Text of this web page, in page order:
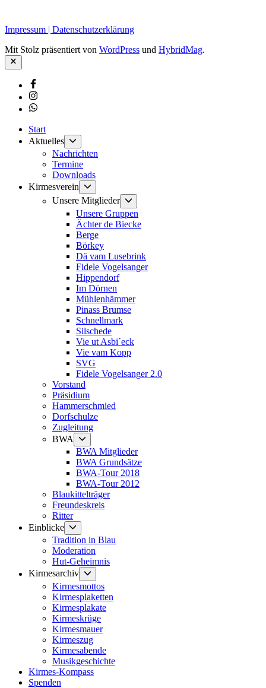
Impressum | Datenschutzerklärung
Mit Stolz präsentiert von WordPress und HybridMag.
Schließen
Facebook
Instagram
Whatsapp
Start
Aktuelles
anzeigen
Nachrichten
Termine
Downloads
Kirmesverein
anzeigen
Unsere Mitglieder
Untermenü
anzeigen
Unsere Gruppen
Ächter de Biecke
Berge
Börkey
Dä vam Lusebrink
Fidele Vogelsanger
Hippendorf
Im Dörnen
Mühlenhämmer
Pinass Brumse
Schnellmark
Silschede
Vie ut Asbi´eck
Vie vam Kopp
SVG
Fidele Vogelsanger 2.0
Vorstand
Präsidium
Hammerschmied
Dorfschulze
Zugleitung
BWA
anzeigen
BWA Mitglieder
BWA Grundsätze
BWA-Tour 2018
BWA-Tour 2012
Blaukittelträger
Freundeskreis
Ritter
Einblicke
anzeigen
Tradition in Blau
Moderation
Hut-Geheimnis
Kirmesarchiv
Untermenü
anzeigen
Kirmesmottos
Kirmesplaketten
Kirmesplakate
Kirmeskrüge
Kirmesmauer
Kirmeszug
Kirmesabende
Musikgeschichte
Kirmes-Kompass
Spenden